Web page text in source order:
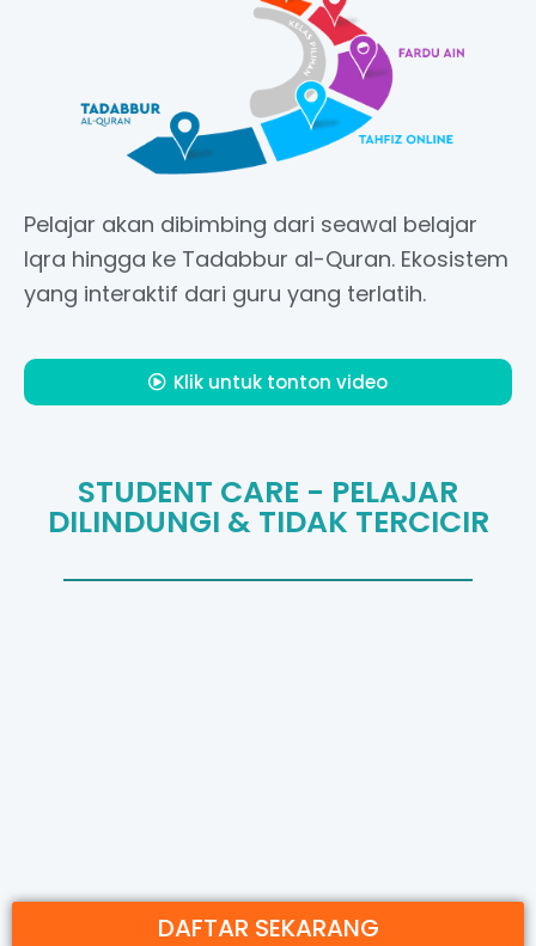
Pelajar akan dibimbing dari seawal belajar
Iqra hingga ke Tadabbur al-Quran. Ekosistem
yang interaktif dari guru yang terlatih.
Klik untuk tonton video
STUDENT CARE - PELAJAR
DILINDUNGI & TIDAK TERCICIR
DAFTAR SEKARANG